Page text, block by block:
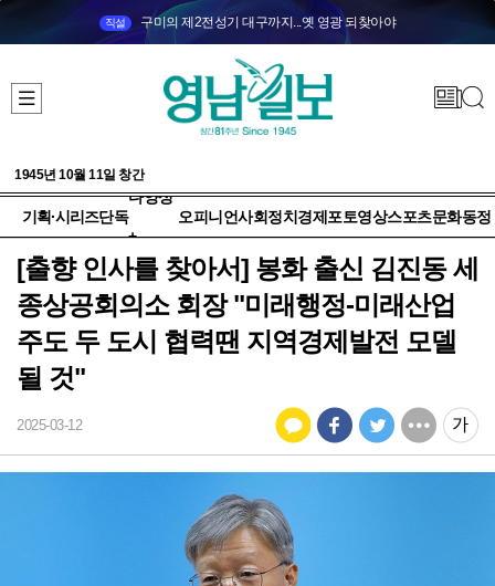
직설 구미의 제2전성기 대구까지...옛 영광 되찾아야
1945년 10월 11일 창간
기획·시리즈단독
다양성
+
오피니언사회정치 경제 포토영상스포츠문화동정
[출향 인사를 찾아서] 봉화 출신 김진동 세
종상공회의소 회장 "미래행정-미래산업
주도 두 도시 협력땐 지역경제발전 모델
될 것"
2025-03-12